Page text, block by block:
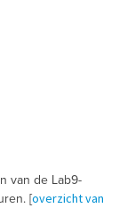
van de Lab9-
[overzicht van